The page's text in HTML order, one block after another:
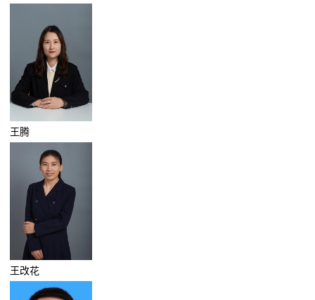
王腾
王改花